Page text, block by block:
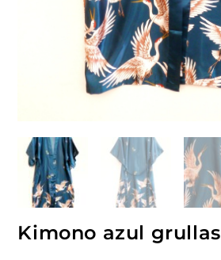
Kimono azul grullas